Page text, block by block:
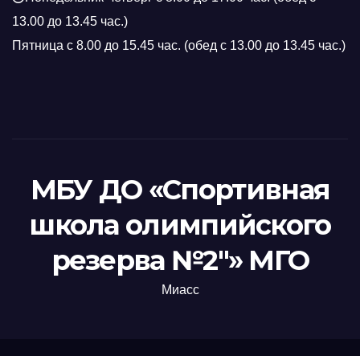
13.00 до 13.45 час.)
Пятница с 8.00 до 15.45 час. (обед с 13.00 до 13.45 час.)
МБУ ДО «Спортивная
школа олимпийского
резерва №2"» МГО
Миасс